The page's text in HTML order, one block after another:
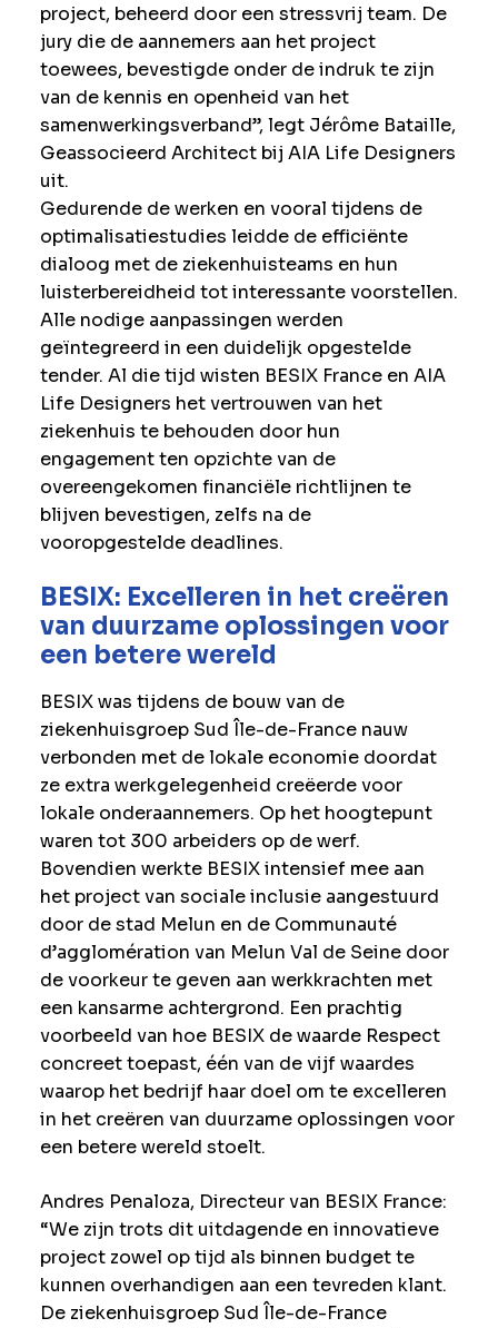
project, beheerd door een stressvrij team. De
jury die de aannemers aan het project
toewees, bevestigde onder de indruk te zijn
van de kennis en openheid van het
samenwerkingsverband”, legt Jérôme Bataille,
Geassocieerd Architect bij AIA Life Designers
uit.
Gedurende de werken en vooral tijdens de
optimalisatiestudies leidde de efficiënte
dialoog met de ziekenhuisteams en hun
luisterbereidheid tot interessante voorstellen.
Alle nodige aanpassingen werden
geïntegreerd in een duidelijk opgestelde
tender. Al die tijd wisten BESIX France en AIA
Life Designers het vertrouwen van het
ziekenhuis te behouden door hun
engagement ten opzichte van de
overeengekomen financiële richtlijnen te
blijven bevestigen, zelfs na de
vooropgestelde deadlines.
BESIX: Excelleren in het creëren
van duurzame oplossingen voor
een betere wereld
BESIX was tijdens de bouw van de
ziekenhuisgroep Sud Île-de-France nauw
verbonden met de lokale economie doordat
ze extra werkgelegenheid creëerde voor
lokale onderaannemers. Op het hoogtepunt
waren tot 300 arbeiders op de werf.
Bovendien werkte BESIX intensief mee aan
het project van sociale inclusie aangestuurd
door de stad Melun en de Communauté
d’agglomération van Melun Val de Seine door
de voorkeur te geven aan werkkrachten met
een kansarme achtergrond. Een prachtig
voorbeeld van hoe BESIX de waarde Respect
concreet toepast, één van de vijf waardes
waarop het bedrijf haar doel om te excelleren
in het creëren van duurzame oplossingen voor
een betere wereld stoelt.
Andres Penaloza, Directeur van BESIX France:
“We zijn trots dit uitdagende en innovatieve
project zowel op tijd als binnen budget te
kunnen overhandigen aan een tevreden klant.
De ziekenhuisgroep Sud Île-de-France